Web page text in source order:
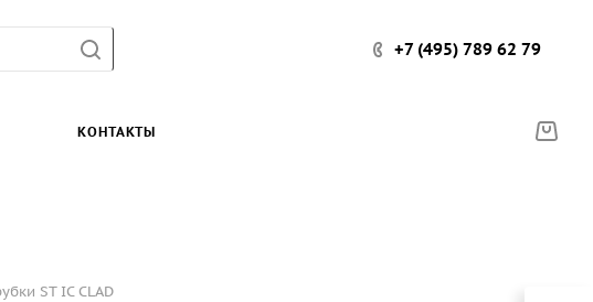
+7 (495) 789 62 79
КОНТАКТЫ
ST IC CLAD